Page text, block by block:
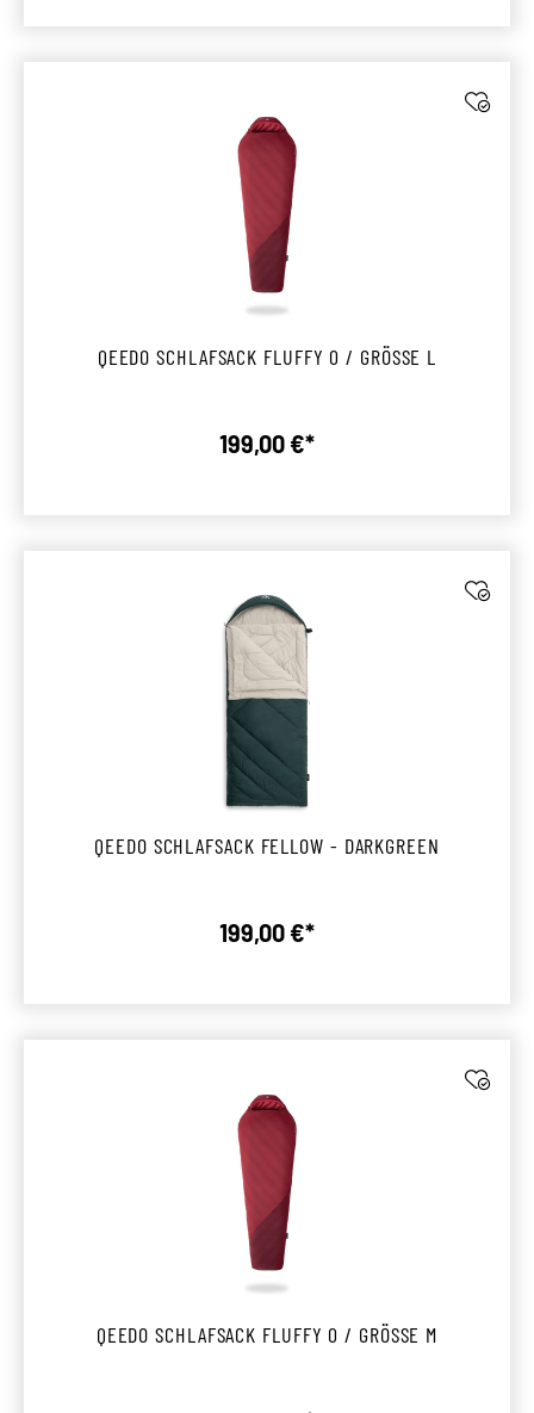
QEEDO SCHLAFSACK FLUFFY 0 / GRÖSSE L
Regulärer Preis:
199,00 €*
QEEDO SCHLAFSACK FELLOW - DARKGREEN
Regulärer Preis:
199,00 €*
QEEDO SCHLAFSACK FLUFFY 0 / GRÖSSE M